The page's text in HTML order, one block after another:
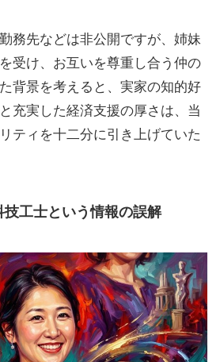
務先などは非公開ですが、姉妹
受け、お互いを尊重し合う仲の
背景を考えると、実家の知的好
充実した経済支援の厚さは、当
ティを十二分に引き上げていた
工士という情報の誤解